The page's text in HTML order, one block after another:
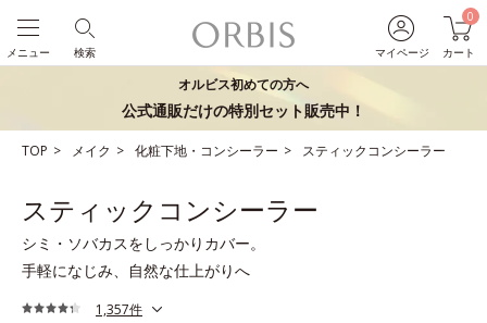
マイページ
0
カート
検索
メニュー
オルビス初めての方へ
公式通販だけの特別セット販売中！
TOP メイク 化粧下地・コンシーラー スティックコンシーラー
スティックコンシーラー
シミ・ソバカスをしっかりカバー。
手軽になじみ、自然な仕上がりへ
1,357件